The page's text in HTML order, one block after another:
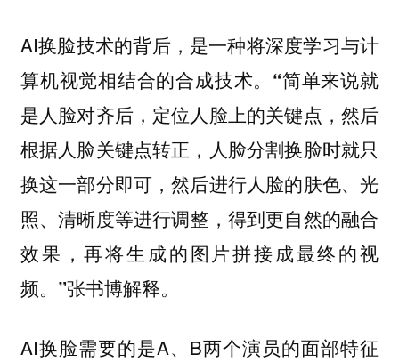
AI换脸技术的背后，是一种将深度学习与计
算机视觉相结合的合成技术。 “简单来说就
是人脸对齐后，定位人脸上的关键点，然后
根据人脸关键点转正，人脸分割换脸时就只
换这一部分即可，然后进行人脸的肤色、光
照、清晰度等进行调整，得到更自然的融合
效果，再将生成的图片拼接成最终的视
频。”张书博解释。
AI换脸需要的是A、B两个演员的面部特征